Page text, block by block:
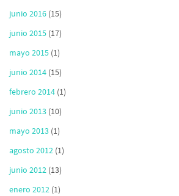
junio 2016 (15)
junio 2015 (17)
mayo 2015 (1)
junio 2014 (15)
febrero 2014 (1)
junio 2013 (10)
mayo 2013 (1)
agosto 2012 (1)
junio 2012 (13)
enero 2012 (1)